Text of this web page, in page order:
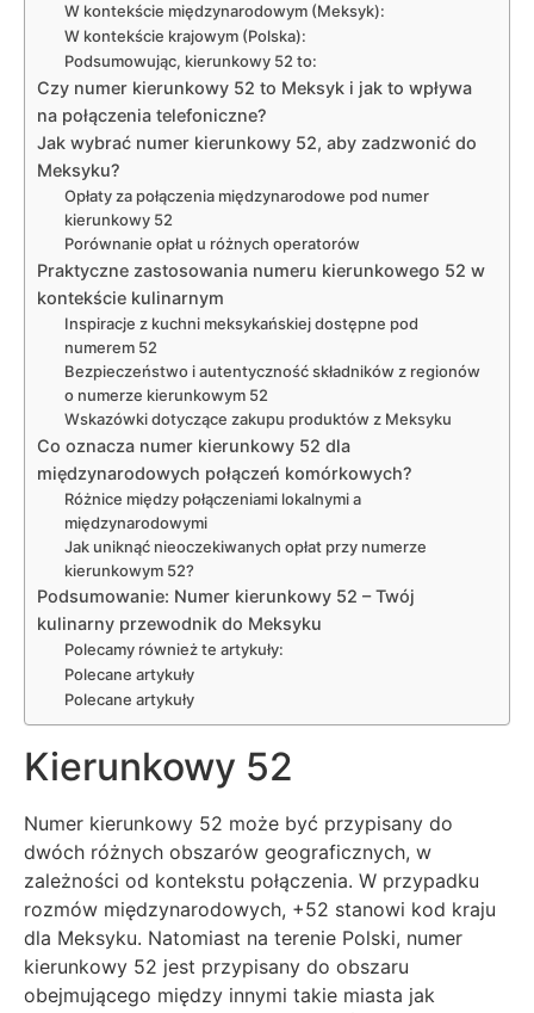
W kontekście międzynarodowym (Meksyk):
W kontekście krajowym (Polska):
Podsumowując, kierunkowy 52 to:
Czy numer kierunkowy 52 to Meksyk i jak to wpływa
na połączenia telefoniczne?
Jak wybrać numer kierunkowy 52, aby zadzwonić do
Meksyku?
Opłaty za połączenia międzynarodowe pod numer
kierunkowy 52
Porównanie opłat u różnych operatorów
Praktyczne zastosowania numeru kierunkowego 52 w
kontekście kulinarnym
Inspiracje z kuchni meksykańskiej dostępne pod
numerem 52
Bezpieczeństwo i autentyczność składników z regionów
o numerze kierunkowym 52
Wskazówki dotyczące zakupu produktów z Meksyku
Co oznacza numer kierunkowy 52 dla
międzynarodowych połączeń komórkowych?
Różnice między połączeniami lokalnymi a
międzynarodowymi
Jak uniknąć nieoczekiwanych opłat przy numerze
kierunkowym 52?
Podsumowanie: Numer kierunkowy 52 – Twój
kulinarny przewodnik do Meksyku
Polecamy również te artykuły:
Polecane artykuły
Polecane artykuły
Kierunkowy 52
Numer kierunkowy 52 może być przypisany do
dwóch różnych obszarów geograficznych, w
zależności od kontekstu połączenia. W przypadku
rozmów międzynarodowych, +52 stanowi kod kraju
dla Meksyku. Natomiast na terenie Polski, numer
kierunkowy 52 jest przypisany do obszaru
obejmującego między innymi takie miasta jak